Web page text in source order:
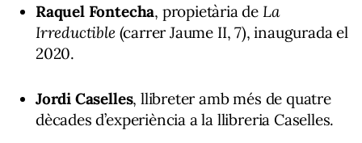
Raquel Fontecha, propietària de La
Irreductible(carrer Jaume II, 7), inaugurada el
2020.
Jordi Caselles, llibreter amb més de quatre
dècades d’experiència a la llibreria Caselles.